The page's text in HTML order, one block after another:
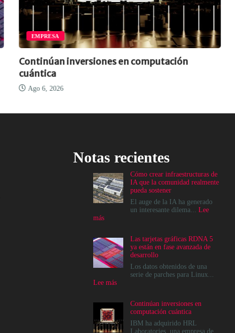
EMPRESA
Continúan inversiones en computación
cuántica
Ago 6, 2026
Notas recientes
Cómo crear infraestructuras de
IA que la comunidad realmente
pueda sostener
El auge de la IA ha generado
un interesante dilema... Lee
más:
infraestructuras
de
IA
que
comunidad
Las tarjetas gráficas RDNA 5
ya están en fase avanzada de
desarrollo
Los datos obtenidos de una
serie de parches para Linux...
Lee más:
gráficas
RDNA
5
ya
Continúan inversiones en
computación cuántica
IBM ha adquirido HRL
Laboratories, una empresa de